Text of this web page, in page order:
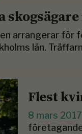
arrangerar för
län.
Flest
8 mars 2017